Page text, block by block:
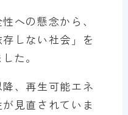
への懸念から、
しない社会」を
た。
、再生可能エネ
見直されていま